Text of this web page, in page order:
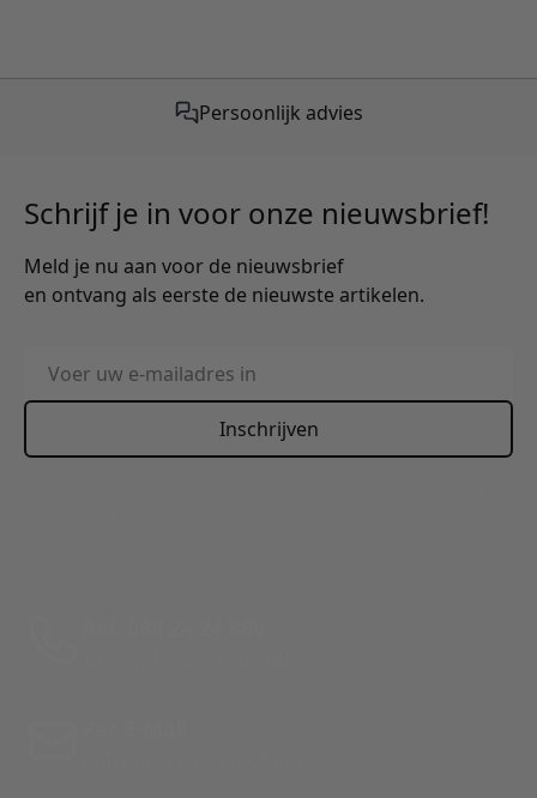
Persoonlijk advies
Gratis verzending vanaf €50,-
Schrijf je in voor onze nieuwsbrief!
Meld je nu aan voor de nieuwsbrief
en ontvang als eerste de nieuwste artikelen.
E-mailadres
Inschrijven